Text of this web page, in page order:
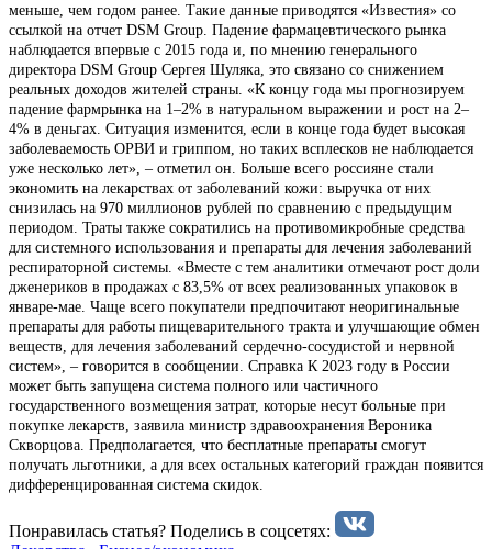
меньше, чем годом ранее. Такие данные приводятся «Известия» со
ссылкой на отчет DSM Group. Падение фармацевтического рынка
наблюдается впервые с 2015 года и, по мнению генерального
директора DSM Group Сергея Шуляка, это связано со снижением
реальных доходов жителей страны. «К концу года мы прогнозируем
падение фармрынка на 1–2% в натуральном выражении и рост на 2–
4% в деньгах. Ситуация изменится, если в конце года будет высокая
заболеваемость ОРВИ и гриппом, но таких всплесков не наблюдается
уже несколько лет», – отметил он. Больше всего россияне стали
экономить на лекарствах от заболеваний кожи: выручка от них
снизилась на 970 миллионов рублей по сравнению с предыдущим
периодом. Траты также сократились на противомикробные средства
для системного использования и препараты для лечения заболеваний
респираторной системы. «Вместе с тем аналитики отмечают рост доли
дженериков в продажах с 83,5% от всех реализованных упаковок в
январе-мае. Чаще всего покупатели предпочитают неоригинальные
препараты для работы пищеварительного тракта и улучшающие обмен
веществ, для лечения заболеваний сердечно-сосудистой и нервной
систем», – говорится в сообщении. Справка К 2023 году в России
может быть запущена система полного или частичного
государственного возмещения затрат, которые несут больные при
покупке лекарств, заявила министр здравоохранения Вероника
Скворцова. Предполагается, что бесплатные препараты смогут
получать льготники, а для всех остальных категорий граждан появится
дифференцированная система скидок.
Понравилась статья? Поделиcь в соцсетях: